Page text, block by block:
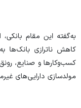
به‌گفته این مقام
کاهش ناترازی بانک‌ها
کسب‌وکارها و صنایع،
مولدسازی دارایی‌های